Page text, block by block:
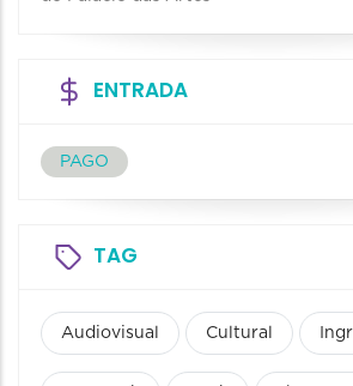
ENTRADA
PAGO
TAG
Audiovisual Cultural